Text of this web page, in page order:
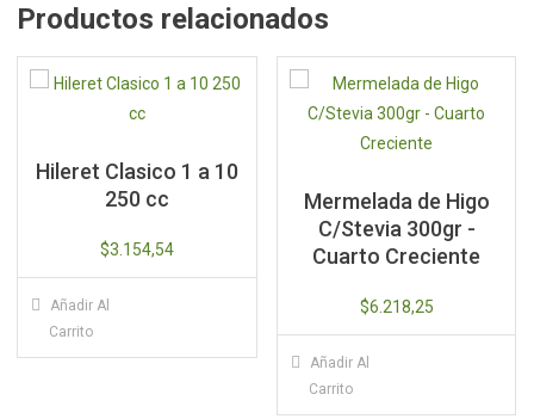
Productos relacionados
Hileret Clasico 1 a 10
250 cc
$3.154,54
Añadir Al
Carrito
Mermelada de Higo
C/Stevia 300gr -
Cuarto Creciente
$6.218,25
Añadir Al
Carrito